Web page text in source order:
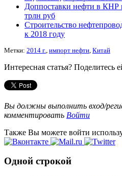
Доппоставки нефти в КНР
трлн руб
Строительство
к 2018 году
Метки: 2014 г. импорт нефти Китай
Интересная статья? Поделитесь
Вы должны выполнить вход/
комментировать Войти
Также Вы можете войти
Одной строкой